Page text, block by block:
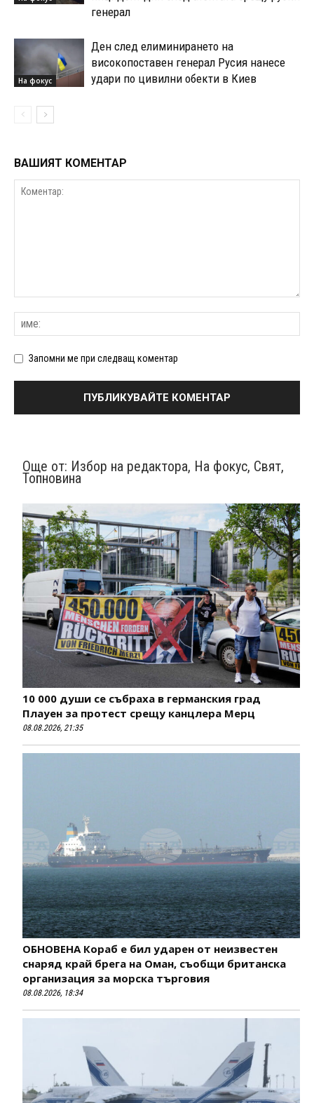
генерал
На фокус
Ден след елиминирането на
високопоставен генерал Русия нанесе
удари по цивилни обекти в Киев
ВАШИЯТ КОМЕНТАР
Запомни ме при следващ коментар
Още от: Избор на редактора, На фокус, Свят,
Топновина
10 000 души се събраха в германския град
Плауен за протест срещу канцлера Мерц
08.08.2026, 21:35
ОБНОВЕНА Кораб е бил ударен от неизвестен
снаряд край брега на Оман, съобщи британска
организация за морска търговия
08.08.2026, 18:34